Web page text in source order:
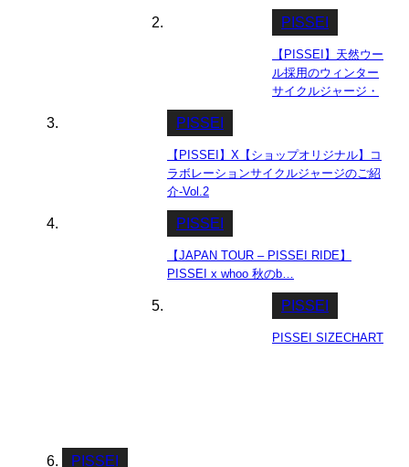
PISSEI
【PISSEI】天然ウー
ル採用のウィンター
サイクルジャージ・
PISSEI
【PISSEI】X【ショップオリジナル】コ
ラボレーションサイクルジャージのご紹
介-Vol.2
PISSEI
【JAPAN TOUR – PISSEI RIDE】
PISSEI x whoo 秋のb…
PISSEI
PISSEI SIZECHART
PISSEI